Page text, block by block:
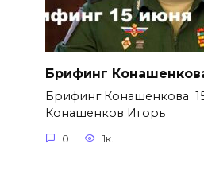
Брифинг
Брифинг Конашенкова
Конашенков Игорь
0 1к.